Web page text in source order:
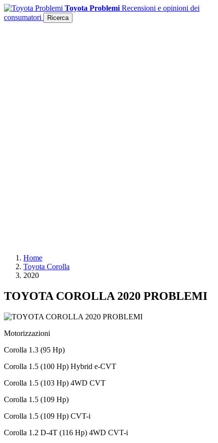
Toyota Problemi Recensioni e opinioni dei
consumatori
Ricerca
Home
Toyota Corolla
2020
TOYOTA COROLLA 2020 PROBLEMI
Motorizzazioni
Corolla 1.3 (95 Hp)
Corolla 1.5 (100 Hp) Hybrid e-CVT
Corolla 1.5 (103 Hp) 4WD CVT
Corolla 1.5 (109 Hp)
Corolla 1.5 (109 Hp) CVT-i
Corolla 1.2 D-4T (116 Hp) 4WD CVT-i